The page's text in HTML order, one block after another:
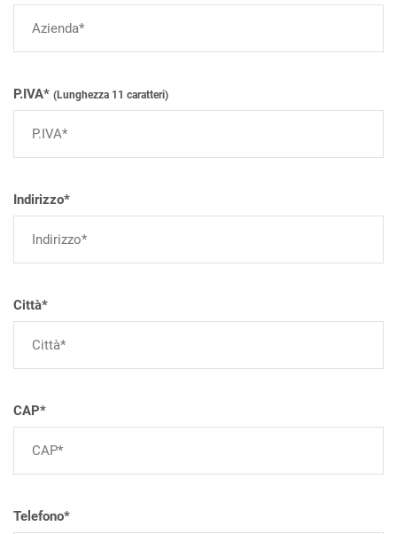
P.IVA* (Lunghezza 11 caratteri)
Indirizzo*
Città*
CAP*
Telefono*